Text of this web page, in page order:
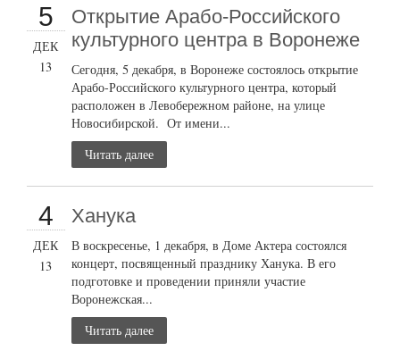
5
ДЕК
13
Открытие Арабо-Российского
культурного центра в Воронеже
Сегодня, 5 декабря, в Воронеже состоялось открытие
Арабо-Российского культурного центра, который
расположен в Левобережном районе, на улице
Новосибирской. От имени...
Читать далее
4
ДЕК
13
Ханука
В воскресенье, 1 декабря, в Доме Актера состоялся
концерт, посвященный празднику Ханука. В его
подготовке и проведении приняли участие
Воронежская...
Читать далее